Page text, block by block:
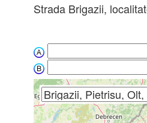
Strada Brigazii,